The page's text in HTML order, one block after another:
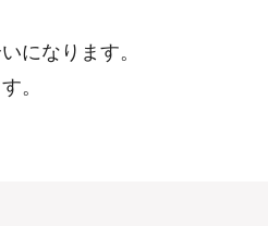
になります。
。